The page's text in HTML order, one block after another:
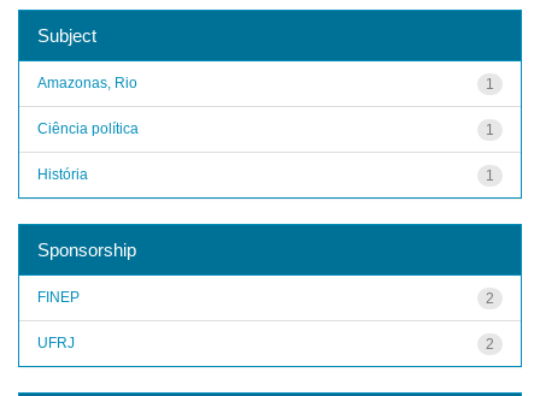
Subject
1
Amazonas, Rio
1
Ciência política
1
História
Sponsorship
2
FINEP
2
UFRJ